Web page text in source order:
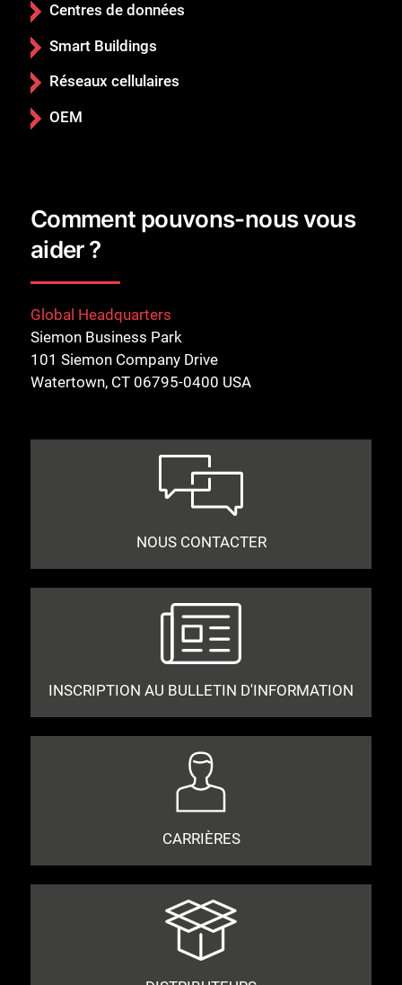
Centres de données
Smart Buildings
Réseaux cellulaires
OEM
Comment pouvons-nous vous
aider ?
Global Headquarters
Siemon Business Park
101 Siemon Company Drive
Watertown, CT 06795-0400 USA
NOUS CONTACTER
INSCRIPTION AU BULLETIN D'INFORMATION
CARRIÈRES